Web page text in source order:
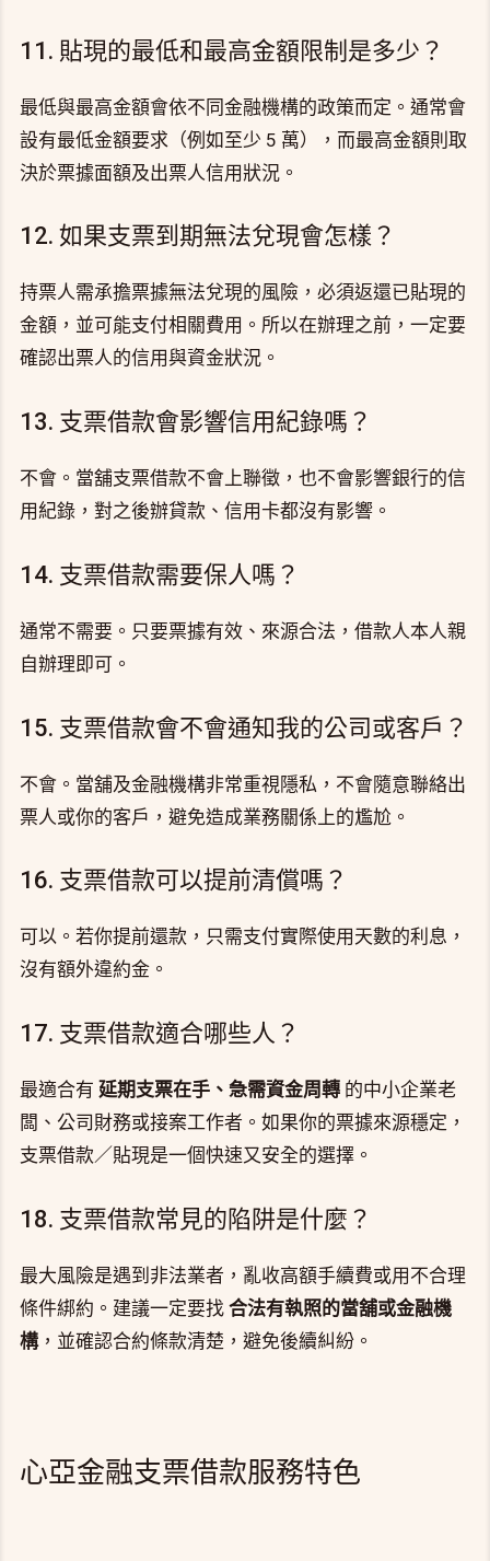
11. 貼現的最低和最高金額限制是多少？
最低與最高金額會依不同金融機構的政策而定。通常會
設有最低金額要求（例如至少 5 萬），而最高金額則取
決於票據面額及出票人信用狀況。
12. 如果支票到期無法兌現會怎樣？
持票人需承擔票據無法兌現的風險，必須返還已貼現的
金額，並可能支付相關費用。所以在辦理之前，一定要
確認出票人的信用與資金狀況。
13. 支票借款會影響信用紀錄嗎？
不會。當舖支票借款不會上聯徵，也不會影響銀行的信
用紀錄，對之後辦貸款、信用卡都沒有影響。
14. 支票借款需要保人嗎？
通常不需要。只要票據有效、來源合法，借款人本人親
自辦理即可。
15. 支票借款會不會通知我的公司或客戶？
不會。當舖及金融機構非常重視隱私，不會隨意聯絡出
票人或你的客戶，避免造成業務關係上的尷尬。
16. 支票借款可以提前清償嗎？
可以。若你提前還款，只需支付實際使用天數的利息，
沒有額外違約金。
17. 支票借款適合哪些人？
最適合有 延期支票在手、急需資金周轉 的中小企業老
闆、公司財務或接案工作者。如果你的票據來源穩定，
支票借款／貼現是一個快速又安全的選擇。
18. 支票借款常見的陷阱是什麼？
最大風險是遇到非法業者，亂收高額手續費或用不合理
條件綁約。建議一定要找 合法有執照的當舖或金融機
構，並確認合約條款清楚，避免後續糾紛。
心亞金融支票借款服務特色